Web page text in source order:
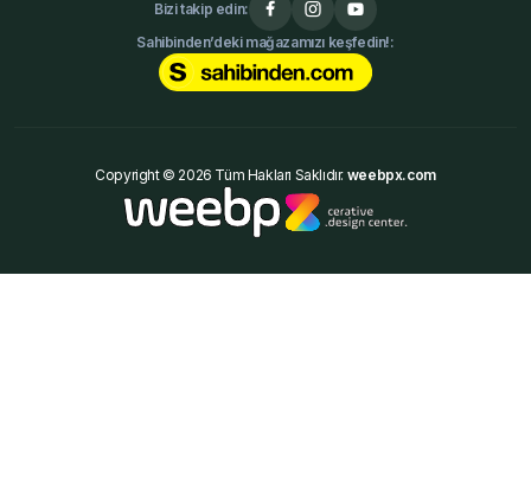
Bizi takip edin:
Sahibinden’deki mağazamızı keşfedin!:
Copyright © 2026 Tüm Hakları Saklıdır. weebpx.com